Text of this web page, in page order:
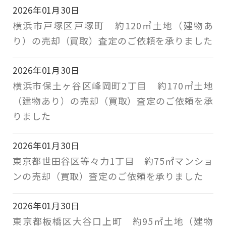
2026年01月30日
横浜市戸塚区戸塚町 約120㎡土地（建物あ
り）の売却（買取）査定のご依頼を承りました
2026年01月30日
横浜市保土ヶ谷区峰岡町2丁目 約170㎡土地
（建物あり）の売却（買取）査定のご依頼を承
りました
2026年01月30日
東京都世田谷区等々力1丁目 約75㎡マンショ
ンの売却（買取）査定のご依頼を承りました
2026年01月30日
東京都板橋区大谷口上町 約95㎡土地（建物